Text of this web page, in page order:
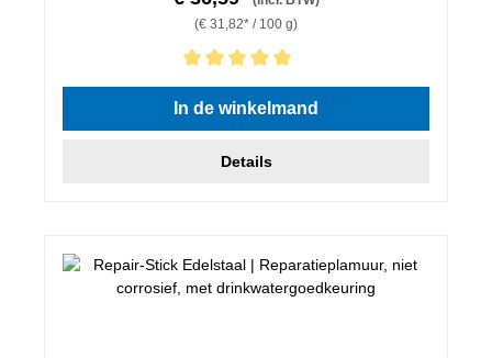
(€ 31,82* / 100 g)
Gemiddelde waardering van 5 van 5 sterren
In de winkelmand
Details